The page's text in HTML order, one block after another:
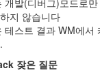
개발(디버그)모드로
지 않습니다
테스트 결과 WM에서
잦은 질문